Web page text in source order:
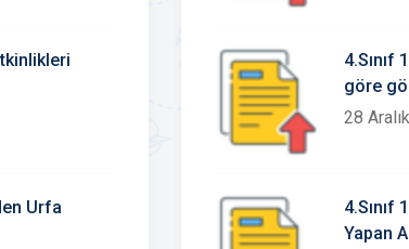
Urfa
4.Sınıf
göre
28
4.Sınıf
Yapan